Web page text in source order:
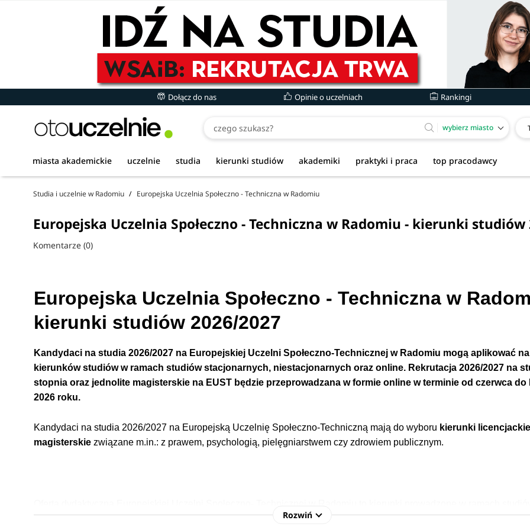
Dołącz do nas Opinie o uczelniach Rankingi
wybierz miasto
miasta akademickie uczelnie studia kierunki studiów akademiki praktyki i praca top pracodawcy
Studia i uczelnie w Radomiu Europejska Uczelnia Społeczno - Techniczna w Radomiu
Europejska Uczelnia Społeczno - Techniczna w Radomiu - kierunki studiów
Komentarze (0)
Europejska Uczelnia Społeczno - Techniczna w
kierunki studiów 2026/2027
Kandydaci na studia 2026/2027 na Europejskiej Uczelni Społeczno-Technicznej w Radomiu mogą aplikować
kierunków studiów w ramach studiów stacjonarnych, niestacjonarnych oraz online. Rekrutacja 2026/2027 na
stopniaoraz jednolite magisterskie na EUST będzie przeprowadzana w formie online w terminie odczerwca do
2026 roku.
Kandydaci na studia 2026/2027 na Europejską Uczelnię Społeczno-Techniczną mają do wyboru kierunki
magisterskie związane m.in.: z prawem, psychologią, pielęgniarstwem czy zdrowiem publicznym.
pierwszego i drugiego stopnia oraz jednolitych studiów magisterskich. Katalog złożony jest z takich propozycji
Rozwiń